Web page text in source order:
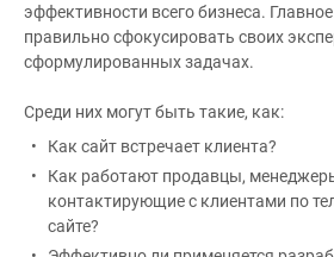
эффективности всего бизнеса.
правильно сфокусировать своих
сформулированных задачах.
Среди них могут быть такие, как:
Как сайт встречает клиента?
Как работают продавцы,
контактирующие с клиентами по
сайте?